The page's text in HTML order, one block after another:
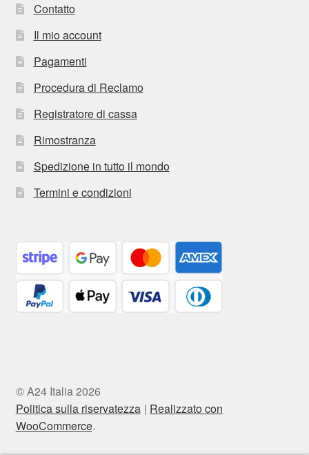
Contatto
Il mio account
Pagamenti
Procedura di Reclamo
Registratore di cassa
Rimostranza
Spedizione in tutto il mondo
Termini e condizioni
© A24 Italia 2026
Politica sulla riservatezza
Realizzato con
WooCommerce.